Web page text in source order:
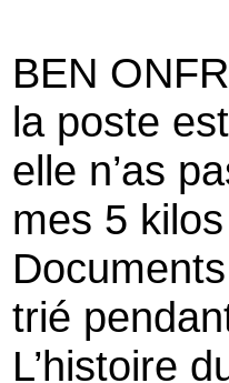
BEN
la poste
elle n’as
mes 5
trié
L’histoire